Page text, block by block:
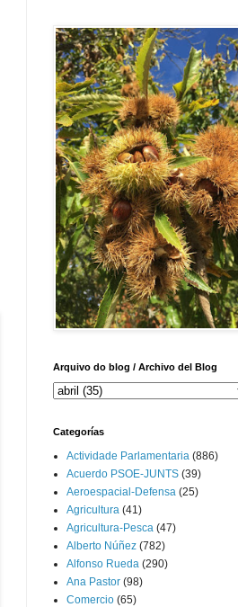
Arquivo do blog / Archivo del Blog
Categorías
Actividade Parlamentaria (886)
Acuerdo PSOE-JUNTS (39)
Aeroespacial-Defensa (25)
Agricultura (41)
Agricultura-Pesca (47)
Alberto Núñez (782)
Alfonso Rueda (290)
Ana Pastor (98)
Comercio (65)